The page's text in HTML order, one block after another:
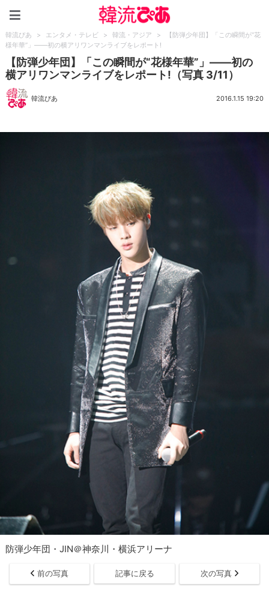
韓流ぴあ > エンタメ・テレビ > 韓流・アジア >
【防弾少年団】「この瞬間が“花
様年華”」――初の横アリワンマンライブをレポート!
【防弾少年団】「この瞬間が“花様年華”」――初の
横アリワンマンライブをレポート!（写真 3/11）
韓流ぴあ 2016.1.15 19:20
防弾少年団・JIN＠神奈川・横浜アリーナ
前の写真 記事に戻る 次の写真